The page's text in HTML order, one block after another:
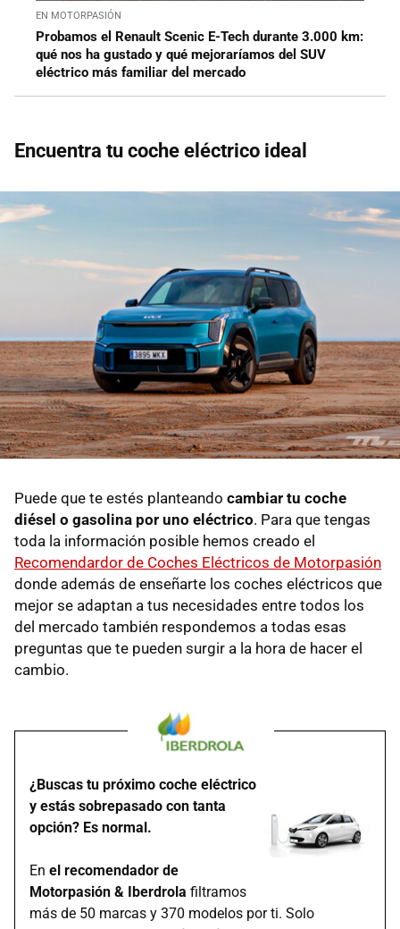
EN MOTORPASIÓN
Probamos el Renault Scenic E-Tech durante 3.000 km:
qué nos ha gustado y qué mejoraríamos del SUV
eléctrico más familiar del mercado
Encuentra tu coche eléctrico ideal
Puede que te estés planteando cambiar tu coche
diésel o gasolina por uno eléctrico. Para que tengas
toda la información posible hemos creado el
Recomendardor de Coches Eléctricos de Motorpasión
donde además de enseñarte los coches eléctricos que
mejor se adaptan a tus necesidades entre todos los
del mercado también respondemos a todas esas
preguntas que te pueden surgir a la hora de hacer el
cambio.
¿Buscas tu próximo coche eléctrico
y estás sobrepasado con tanta
opción? Es normal.
En el recomendador de
Motorpasión & Iberdrola filtramos
más de 50 marcas y 370 modelos por ti. Solo